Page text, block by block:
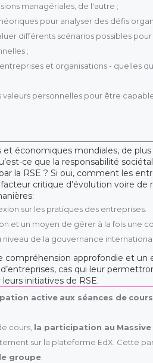
managériales, de l'autre ;
pour analyser des défis
différents scénarios possibles
;
et organisations - quelles
personnelles pour être
et économiques mondiales, de
ce que la responsabilité
la RSE ? Si oui, comment les
critique d’évolution voire
sur les pratiques des entreprises.
et un moyen de gérer à la fois
de la gouvernance
compréhension approfondie et
cas qui leur
initiatives de RSE.
active aux séances de
cours, la participation au
sur la plateforme EdX. Cette
groupe